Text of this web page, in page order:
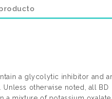
a glycolytic inhibitor and
otherwise noted, all BD